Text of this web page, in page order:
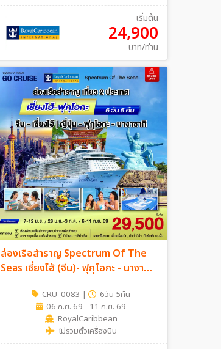
เริ่มต้น
24,900
บาท/ท่าน
ล่องเรือสำราญ Spectrum Of The
Seas เซี่ยงไฮ้ (จีน)- ฟุกุโอกะ - นางา
ซากิ(ญี่ปุ่น) 6 วัน 5 คืน (Cruise Only)
CRU_0083 |
6วัน 5คืน
06 ก.ย. 69 - 11 ก.ย. 69
RoyalCaribbean
ไม่รวมตั๋วเครื่องบิน